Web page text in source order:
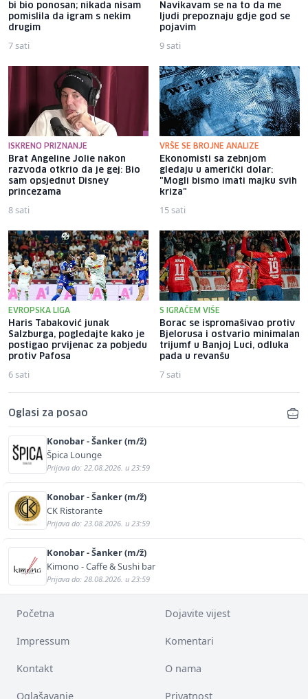
bi bio ponosan; nikada nisam
pomislila da igram s nekim
drugim
7 sati
Navikavam se na to da me
ljudi prepoznaju gdje god se
pojavim
9 sati
ISKRENO PRIZNANJE
Brat Angeline Jolie nakon
razvoda otkrio da je gej: Bio
sam opsjednut Disney
princezama
8 sati
VRŠE SE BROJNE ANALIZE
Ekonomisti sa zebnjom
gledaju u američki dolar:
"Mogli bismo imati majku svih
kriza"
15 sati
EVROPSKA LIGA
Haris Tabaković junak
Salzburga, pogledajte kako je
postigao prvijenac za pobjedu
protiv Pafosa
6 sati
S IGRAČEM VIŠE
Borac se ispromašivao protiv
Bjelorusa i ostvario minimalan
trijumf u Banjoj Luci, odluka
pada u revanšu
7 sati
Oglasi za posao
Konobar - Šanker (m/ž)
Špica Lounge
Prijava do: 22.08.2026. u 23:59
Konobar - Šanker (m/ž)
CK Ristorante
Prijava do: 23.08.2026. u 23:59
Konobar - Šanker (m/ž)
Kimono - Caffe & Sushi bar
Prijava do: 28.08.2026. u 23:59
Početna Dojavite vijest
Impressum Komentari
Kontakt O nama
Oglašavanje Privatnost